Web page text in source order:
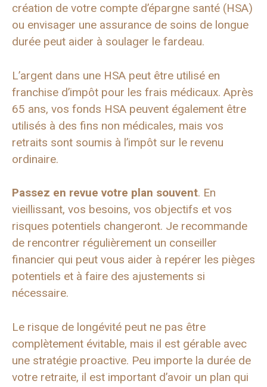
création de votre compte d’épargne santé (HSA)
ou envisager une assurance de soins de longue
durée peut aider à soulager le fardeau.
L’argent dans une HSA peut être utilisé en
franchise d’impôt pour les frais médicaux. Après
65 ans, vos fonds HSA peuvent également être
utilisés à des fins non médicales, mais vos
retraits sont soumis à l’impôt sur le revenu
ordinaire.
Passez en revue votre plan souvent. En
vieillissant, vos besoins, vos objectifs et vos
risques potentiels changeront. Je recommande
de rencontrer régulièrement un conseiller
financier qui peut vous aider à repérer les pièges
potentiels et à faire des ajustements si
nécessaire.
Le risque de longévité peut ne pas être
complètement évitable, mais il est gérable avec
une stratégie proactive. Peu importe la durée de
votre retraite, il est important d’avoir un plan qui